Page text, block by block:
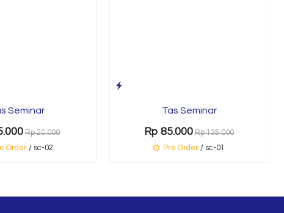
Seminar
Rp 20.000
Order/ sc-02
Tas Seminar
Rp 85.000 Rp 135.000
Pre Order / sc-01